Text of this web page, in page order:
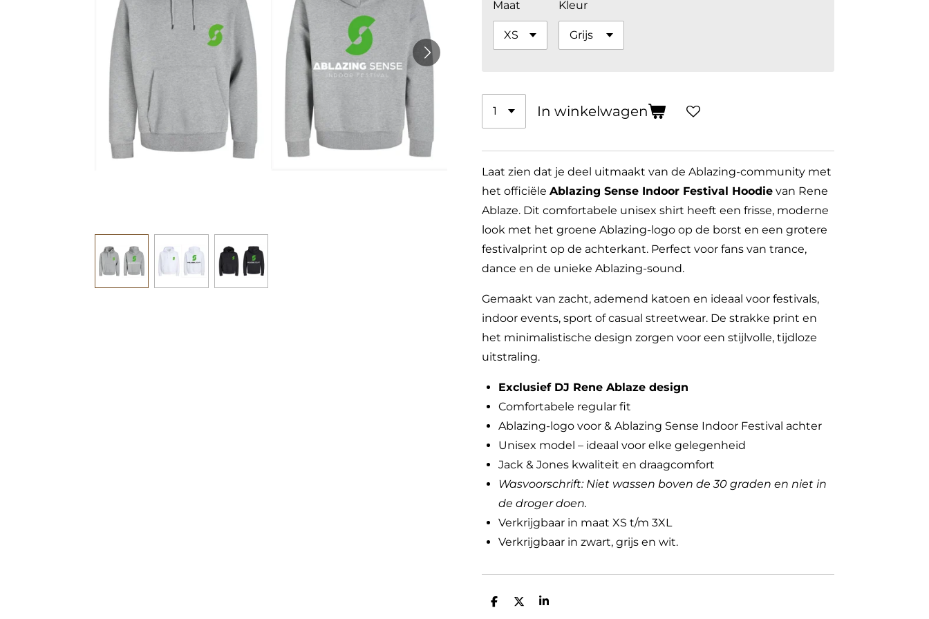
Maat Kleur
In winkelwagen
Laat zien dat je deel uitmaakt van de Ablazing-community met
het officiële Ablazing Sense Indoor Festival Hoodie van Rene
Ablaze. Dit comfortabele unisex shirt heeft een frisse, moderne
look met het groene Ablazing-logo op de borst en een grotere
festivalprint op de achterkant. Perfect voor fans van trance,
dance en de unieke Ablazing-sound.
Gemaakt van zacht, ademend katoen en ideaal voor festivals,
indoor events, sport of casual streetwear. De strakke print en
het minimalistische design zorgen voor een stijlvolle, tijdloze
uitstraling.
Exclusief DJ Rene Ablaze design
Comfortabele regular fit
Ablazing-logo voor & Ablazing Sense Indoor Festival achter
Unisex model – ideaal voor elke gelegenheid
Jack & Jones kwaliteit en draagcomfort
Wasvoorschrift: Niet wassen boven de 30 graden en niet in
de droger doen.
Verkrijgbaar in maat XS t/m 3XL
Verkrijgbaar in zwart, grijs en wit.
D
D
S